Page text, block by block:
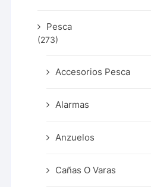
Pesca
(273)
Accesorios Pesca
Alarmas
Anzuelos
Cañas O Varas